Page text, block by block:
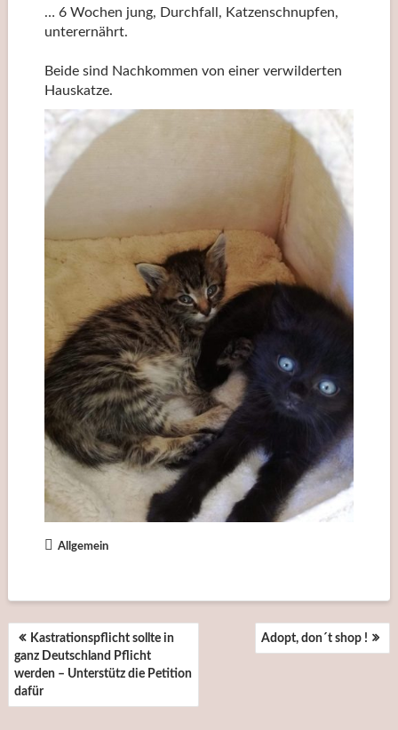
… 6 Wochen jung, Durchfall, Katzenschnupfen,
unterernährt.
Beide sind Nachkommen von einer verwilderten
Hauskatze.
Allgemein
BEITRAGSNAVIGATION
Kastrationspflicht sollte in
ganz Deutschland Pflicht
werden – Unterstütz die Petition
dafür
Adopt, don´t shop !